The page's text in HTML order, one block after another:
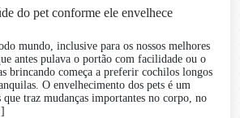
do pet conforme ele envelhece
mundo, inclusive para os nossos melhores
antes pulava o portão com facilidade ou o
brincando começa a preferir cochilos longos
O envelhecimento dos pets é um
que traz mudanças importantes no corpo, no